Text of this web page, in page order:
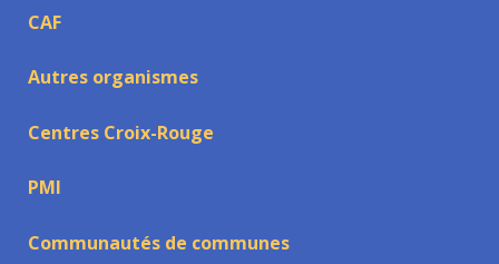
CAF
Autres organismes
Centres Croix-Rouge
PMI
Communautés de communes